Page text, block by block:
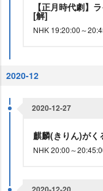
【正月時代劇】
[解]
NHK 19:20:00～
2020-12
2020-12-27
麒麟(きりん)が
NHK 20:00～